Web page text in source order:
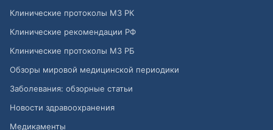
Клинические протоколы МЗ РК
Клинические рекомендации РФ
Клинические протоколы МЗ РБ
Обзоры мировой медицинской периодики
Заболевания: обзорные статьи
Новости здравоохранения
Медикаменты